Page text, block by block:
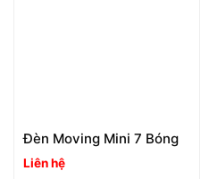
Đèn Moving Mini 7 Bóng
Liên hệ